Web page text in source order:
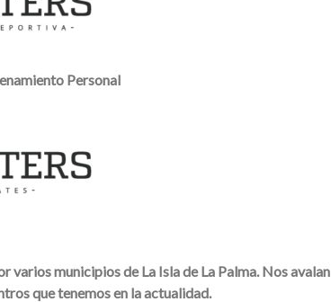
Personal
varios municipios de La Isla de La Palma. Nos avalan
que tenemos en la actualidad.